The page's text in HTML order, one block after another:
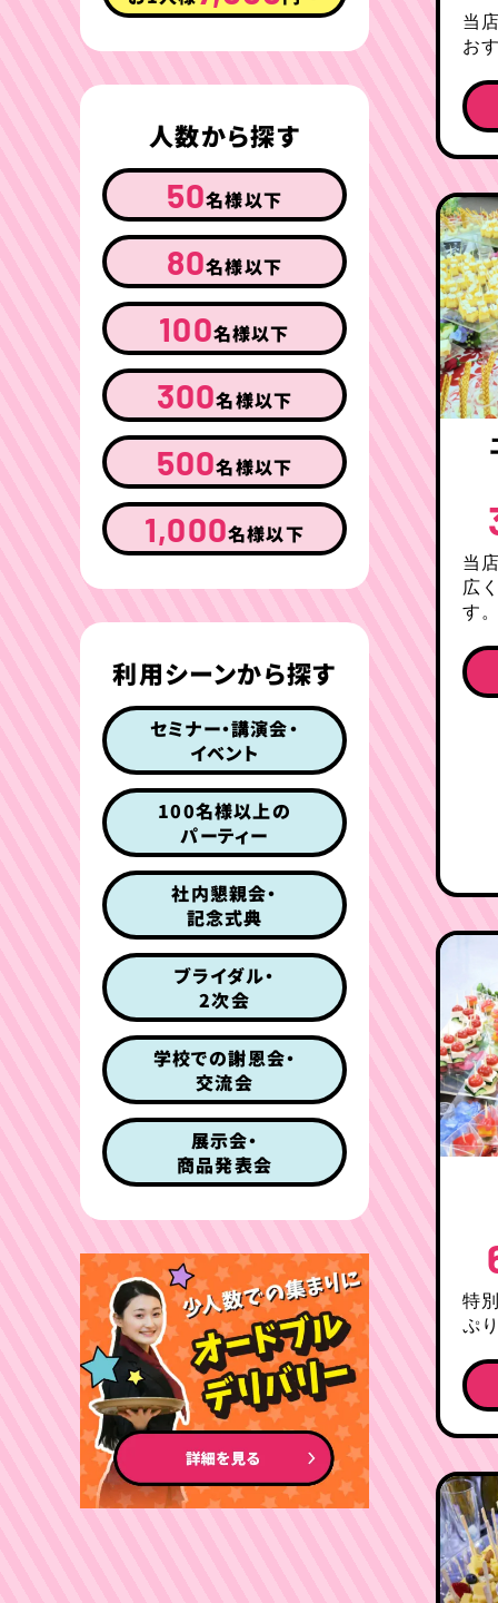
人数から探す
50名様以下
80名様以下
100名様以下
300名様以下
500名様以下
1,000名様以下
利用シーンから探す
セミナー・講演会・
イベント
100名様以上の
パーティー
社内懇親会・
記念式典
ブライダル・
2次会
学校での謝恩会・
交流会
展示会・
商品発表会
当
お
当
広
す
特
ぷ